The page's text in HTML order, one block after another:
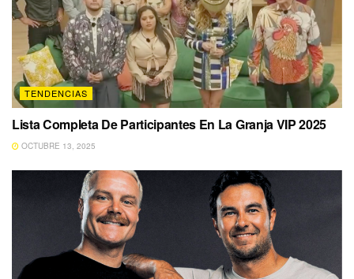
TENDENCIAS
Lista Completa De Participantes En La Granja VIP 2025
OCTUBRE 13, 2025